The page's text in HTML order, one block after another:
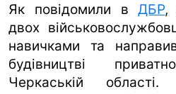
Як повідомили вДБР,
двох
навичками та
будівництві
Черкаській